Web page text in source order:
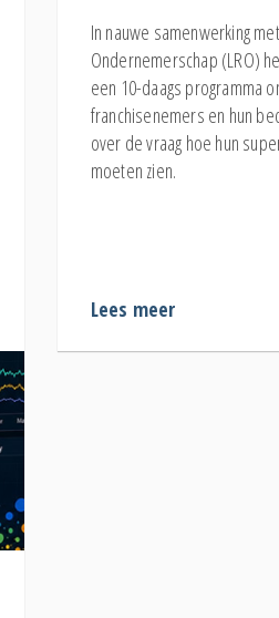
In nauwe samenwerking
Ondernemerschap (LRO)
een 10-daags programma
franchisenemers en hun
over de vraag hoe hun
moeten zien.
Lees meer